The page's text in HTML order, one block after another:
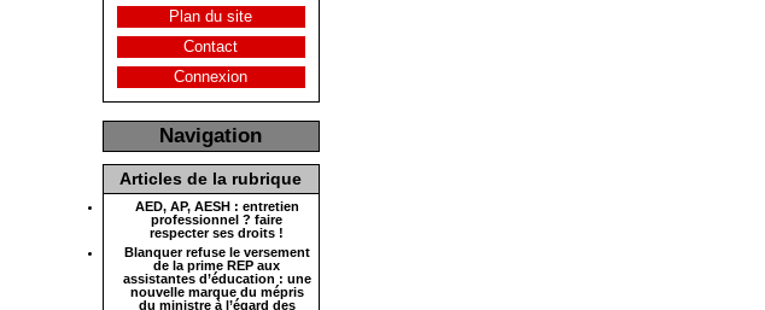
Plan du site
Contact
Connexion
Navigation
Articles de la rubrique
AED, AP, AESH : entretien
professionnel ? faire
respecter ses droits !
Blanquer refuse le versement
de la prime REP aux
assistantes d’éducation : une
nouvelle marque du mépris
du ministre à l’égard des